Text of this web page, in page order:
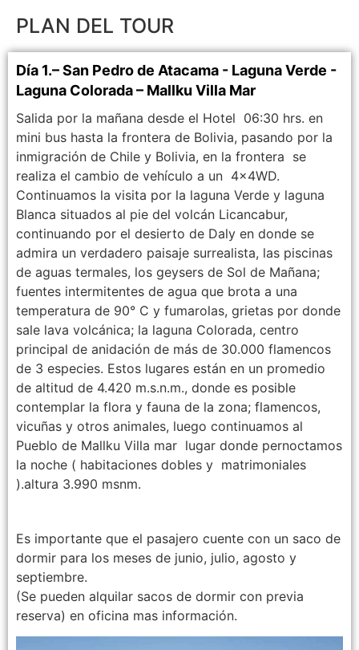
PLAN DEL TOUR
Día 1.– San Pedro de Atacama - Laguna Verde -
Laguna Colorada – Mallku Villa Mar
Salida por la mañana desde el Hotel 06:30 hrs. en
mini bus hasta la frontera de Bolivia, pasando por la
inmigración de Chile y Bolivia, en la frontera se
realiza el cambio de vehículo a un 4x4WD.
Continuamos la visita por la laguna Verde y laguna
Blanca situados al pie del volcán Licancabur,
continuando por el desierto de Daly en donde se
admira un verdadero paisaje surrealista, las piscinas
de aguas termales, los geysers de Sol de Mañana;
fuentes intermitentes de agua que brota a una
temperatura de 90° C y fumarolas, grietas por donde
sale lava volcánica; la laguna Colorada, centro
principal de anidación de más de 30.000 flamencos
de 3 especies. Estos lugares están en un promedio
de altitud de 4.420 m.s.n.m., donde es posible
contemplar la flora y fauna de la zona; flamencos,
vicuñas y otros animales, luego continuamos al
Pueblo de Mallku Villa mar lugar donde pernoctamos
la noche ( habitaciones dobles y matrimoniales
).altura 3.990 msnm.
Es importante que el pasajero cuente con un saco de
dormir para los meses de junio, julio, agosto y
septiembre.
(Se pueden alquilar sacos de dormir con previa
reserva) en oficina mas información.